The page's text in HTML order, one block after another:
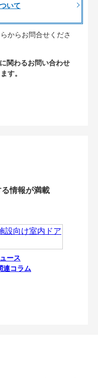
いて
からお問合せくださ
関わるお問い合わせ
す。
情報が満載
ース
連コラム